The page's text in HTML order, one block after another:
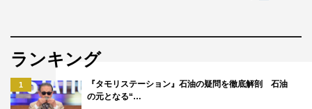
ランキング
1
『タモリステーション』石油の疑問を徹底解剖 石油
の元となる“…